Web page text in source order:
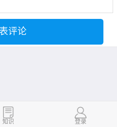
知识 登录
评论